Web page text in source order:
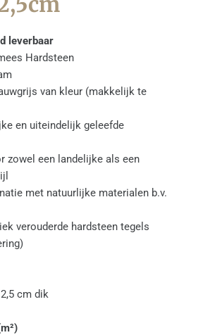
leverbaar
Hardsteen
van kleur (makkelijk te
en uiteindelijk geleefde
zowel een landelijke als een
met natuurlijke materialen b.v.
verouderde hardsteen tegels
cm dik